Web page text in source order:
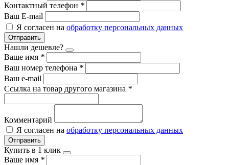
Контактный телефон *
Ваш E-mail
Я согласен на обработку персональных данных
Отправить
Нашли дешевле?
Ваше имя *
Ваш номер телефона *
Ваш e-mail
Ссылка на товар другого магазина *
Комментарий
Я согласен на обработку персональных данных
Отправить
Купить в 1 клик
Ваше имя *